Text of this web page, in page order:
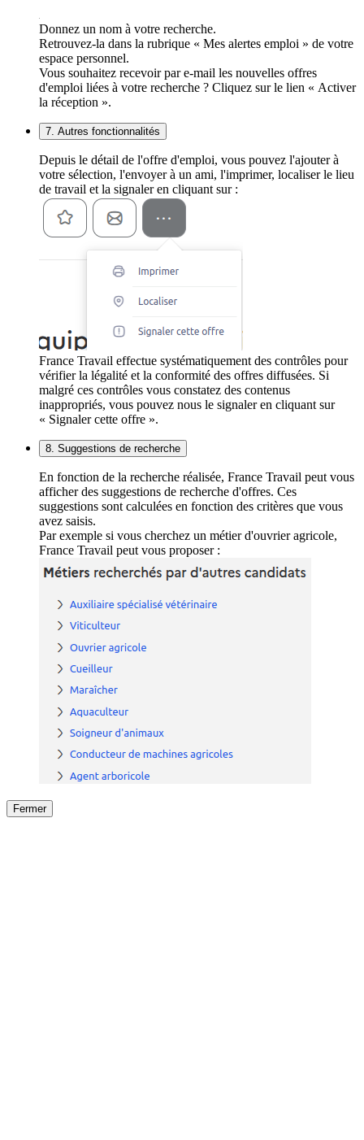
Donnez un nom à votre recherche.
Retrouvez-la dans la rubrique « Mes alertes emploi » de votre
espace personnel.
Vous souhaitez recevoir par e-mail les nouvelles offres
d'emploi liées à votre recherche ? Cliquez sur le lien « Activer
la réception ».
7. Autres fonctionnalités
Depuis le détail de l'offre d'emploi, vous pouvez l'ajouter à
votre sélection, l'envoyer à un ami, l'imprimer, localiser le lieu
de travail et la signaler en cliquant sur :
France Travail effectue systématiquement des contrôles pour
vérifier la légalité et la conformité des offres diffusées. Si
malgré ces contrôles vous constatez des contenus
inappropriés, vous pouvez nous le signaler en cliquant sur
« Signaler cette offre ».
8. Suggestions de recherche
En fonction de la recherche réalisée, France Travail peut vous
afficher des suggestions de recherche d'offres. Ces
suggestions sont calculées en fonction des critères que vous
avez saisis.
Par exemple si vous cherchez un métier d'ouvrier agricole,
France Travail peut vous proposer :
Fermer